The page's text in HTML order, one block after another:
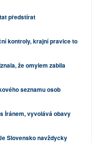
předstírat
kontroly, krajní pravice to
že omylem zabila
seznamu osob
Íránem, vyvolává obavy
Slovensko navždycky